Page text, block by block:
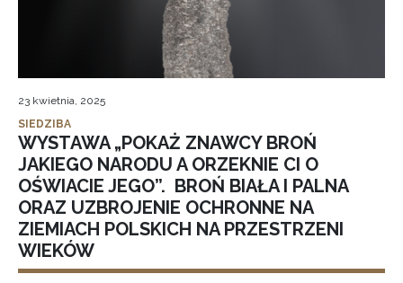
23 kwietnia, 2025
SIEDZIBA
WYSTAWA „POKAŻ ZNAWCY BROŃ
JAKIEGO NARODU A ORZEKNIE CI O
OŚWIACIE JEGO”. BROŃ BIAŁA I PALNA
ORAZ UZBROJENIE OCHRONNE NA
ZIEMIACH POLSKICH NA PRZESTRZENI
WIEKÓW